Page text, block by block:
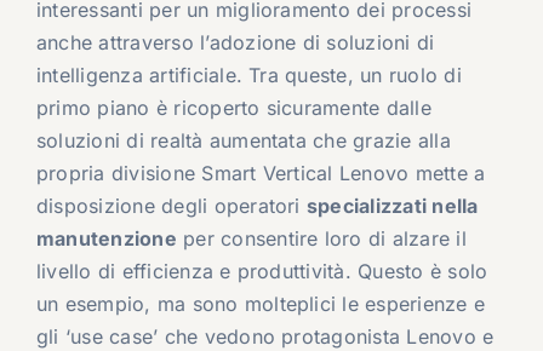
interessanti per un miglioramento dei processi
anche attraverso l’adozione di soluzioni di
intelligenza artificiale. Tra queste, un ruolo di
primo piano è ricoperto sicuramente dalle
soluzioni di realtà aumentata che grazie alla
propria divisione Smart Vertical Lenovo mette a
disposizione degli operatori specializzati nella
manutenzione per consentire loro di alzare il
livello di efficienza e produttività. Questo è solo
un esempio, ma sono molteplici le esperienze e
gli ‘use case’ che vedono protagonista Lenovo e